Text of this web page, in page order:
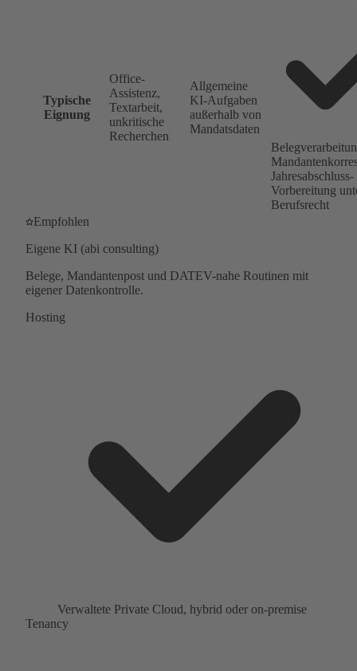
Typische
Eignung
Office-
Assistenz,
Textarbeit,
unkritische
Recherchen
Allgemeine
KI-Aufgaben
außerhalb von
Mandatsdaten
Jahresabschluss-
Vorbereitung
Berufsrecht
Empfohlen
Eigene KI (abi consulting)
Belege, Mandantenpost und DATEV-nahe Routinen mit
eigener Datenkontrolle.
Hosting
Verwaltete Private Cloud, hybrid oder on-premise
Tenancy